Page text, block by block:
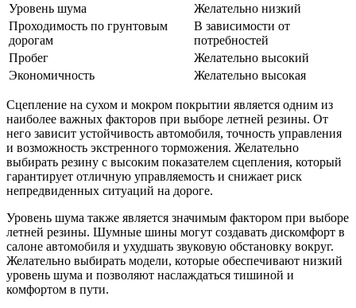
Уровень шума
Желательно низкий
Проходимость по грунтовым
дорогам
В зависимости от
потребностей
Пробег
Желательно высокий
Экономичность
Желательно высокая
Сцепление на сухом и мокром покрытии является одним из
наиболее важных факторов при выборе летней резины. От
него зависит устойчивость автомобиля, точность управления
и возможность экстренного торможения. Желательно
выбирать резину с высоким показателем сцепления, который
гарантирует отличную управляемость и снижает риск
непредвиденных ситуаций на дороге.
Уровень шума также является значимым фактором при выборе
летней резины. Шумные шины могут создавать дискомфорт в
салоне автомобиля и ухудшать звуковую обстановку вокруг.
Желательно выбирать модели, которые обеспечивают низкий
уровень шума и позволяют наслаждаться тишиной и
комфортом в пути.